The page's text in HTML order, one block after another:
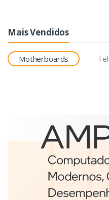
Mais Vendidos
Motherboards